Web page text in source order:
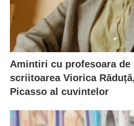
Amintiri cu profesoara de
scriitoarea Viorica
Picasso al cuvintelor